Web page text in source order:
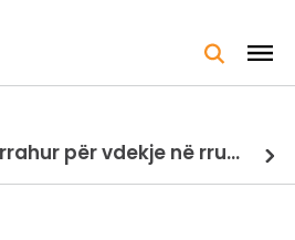
Tragjike... Eshtë rrahur për vdekje në rrugë nga një bandë kriminale, lojtari i Ugandës!